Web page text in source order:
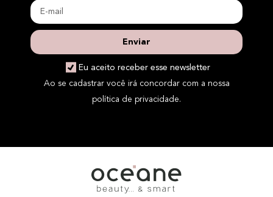
Eu aceito receber esse newsletter
Enviar
Ao se cadastrar você irá concordar com a nossa
política de privacidade.